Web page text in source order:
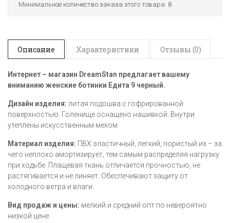
Минимальное количество заказа этого товара: 8
Описание Характеристики Отзывы (0)
Интернет – магазин DreamStan предлагает вашему
вниманию женские ботинки Едита 9 черный​​.
Дизайн изделия: литая подошва с гофрированной
поверхностью. Голенище оснащено нашивкой. Внутри
утеплены искусственным мехом.
Материал изделия: ПВХ эластичный, легкий, пористый из – за
чего неплохо амортизирует, тем самым распределяя нагрузку
при ходьбе. Плащевая ткань отличается прочностью, не
растягивается и не линяет. Обеспечивают защиту от
холодного ветра и влаги.
Вид продаж и цены: мелкий и средний опт по невероятно
низкой цене.